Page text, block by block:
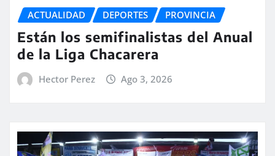
ACTUALIDAD DEPORTES PROVINCIA
Están los semifinalistas del Anual
de la Liga Chacarera
Hector Perez Ago 3, 2026